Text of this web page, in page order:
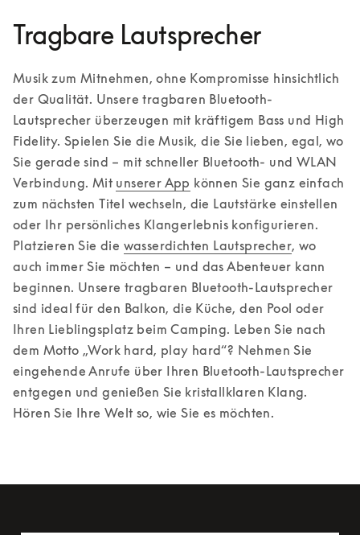
Tragbare Lautsprecher
Musik zum Mitnehmen, ohne Kompromisse hinsichtlich
der Qualität. Unsere tragbaren Bluetooth-
Lautsprecher überzeugen mit kräftigem Bass und High
Fidelity. Spielen Sie die Musik, die Sie lieben, egal, wo
Sie gerade sind – mit schneller Bluetooth- und WLAN
Verbindung. Mit unserer App können Sie ganz einfach
zum nächsten Titel wechseln, die Lautstärke einstellen
oder Ihr persönliches Klangerlebnis konfigurieren.
Platzieren Sie die wasserdichten Lautsprecher, wo
auch immer Sie möchten – und das Abenteuer kann
beginnen. Unsere tragbaren Bluetooth-Lautsprecher
sind ideal für den Balkon, die Küche, den Pool oder
Ihren Lieblingsplatz beim Camping. Leben Sie nach
dem Motto „Work hard, play hard“? Nehmen Sie
eingehende Anrufe über Ihren Bluetooth-Lautsprecher
entgegen und genießen Sie kristallklaren Klang.
Hören Sie Ihre Welt so, wie Sie es möchten.